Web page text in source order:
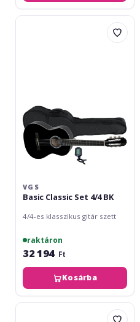
VGS
VGS
Basic Classic Set 4/4 BK
4/4-es klasszikus gitár szett
raktáron
32 194 Ft
Kosárba
VGS